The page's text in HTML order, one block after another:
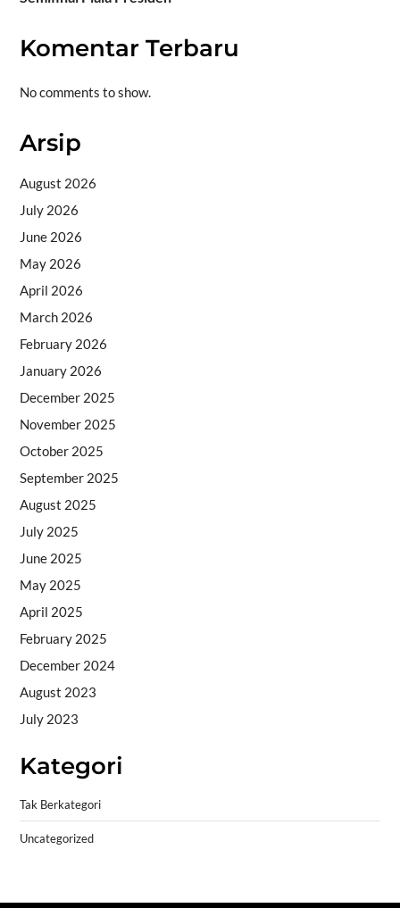
Komentar Terbaru
No comments to show.
Arsip
August 2026
July 2026
June 2026
May 2026
April 2026
March 2026
February 2026
January 2026
December 2025
November 2025
October 2025
September 2025
August 2025
July 2025
June 2025
May 2025
April 2025
February 2025
December 2024
August 2023
July 2023
Kategori
Tak Berkategori
Uncategorized